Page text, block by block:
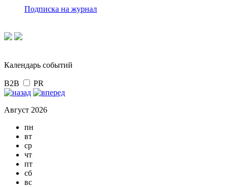
Подписка на журнал
Календарь событий
B2B PR
Август 2026
пн
вт
ср
чт
пт
сб
вс